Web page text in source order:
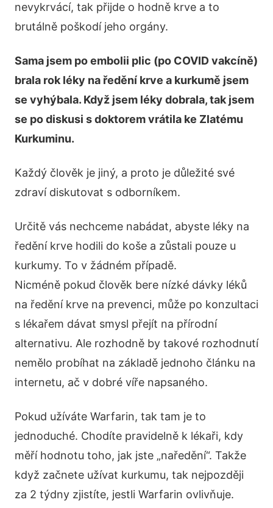
nevykrvácí, tak přijde o hodně krve a to
brutálně poškodí jeho orgány.
Sama jsem po embolii plic (po COVID vakcíně)
brala rok léky na ředění krve a kurkumě jsem
se vyhýbala. Když jsem léky dobrala, tak jsem
se po diskusi s doktorem vrátila ke Zlatému
Kurkuminu.
Každý člověk je jiný, a proto je důležité své
zdraví diskutovat s odborníkem.
Určitě vás nechceme nabádat, abyste léky na
ředění krve hodili do koše a zůstali pouze u
kurkumy. To v žádném případě.
Nicméně pokud člověk bere nízké dávky léků
na ředění krve na prevenci, může po konzultaci
s lékařem dávat smysl přejít na přírodní
alternativu. Ale rozhodně by takové rozhodnutí
nemělo probíhat na základě jednoho článku na
internetu, ač v dobré víře napsaného.
Pokud užíváte Warfarin, tak tam je to
jednoduché. Chodíte pravidelně k lékaři, kdy
měří hodnotu toho, jak jste „naředění“. Takže
když začnete užívat kurkumu, tak nejpozději
za 2 týdny zjistíte, jestli Warfarin ovlivňuje.